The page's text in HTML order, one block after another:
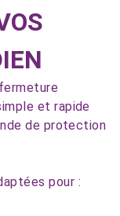
et rapide
de protection
pour :